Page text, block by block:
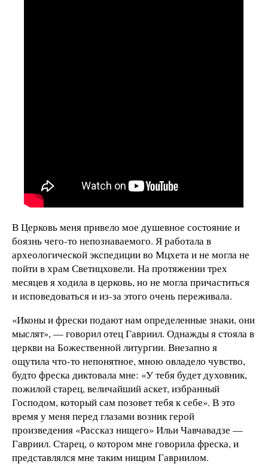
В Церковь меня привело мое душевное состояние и
боязнь чего-то непознаваемого. Я работала в
археологической экспедиции во Мцхета и не могла не
пойти в храм Светицховели. На протяжении трех
месяцев я ходила в церковь, но не могла причаститься
и исповедоваться и из-за этого очень переживала.
«Иконы и фрески подают нам определенные знаки, они
мыслят», — говорил отец Гавриил. Однажды я стояла в
церкви на Божественной литургии. Внезапно я
ощутила что-то непонятное, мною овладело чувство,
будто фреска диктовала мне: «У тебя будет духовник,
пожилой старец, величайший аскет, избранный
Господом, который сам позовет тебя к себе». В это
время у меня перед глазами возник герой
произведения «Рассказ нищего» Ильи Чавчавадзе —
Гавриил. Старец, о котором мне говорила фреска, и
представлялся мне таким нищим Гавриилом.